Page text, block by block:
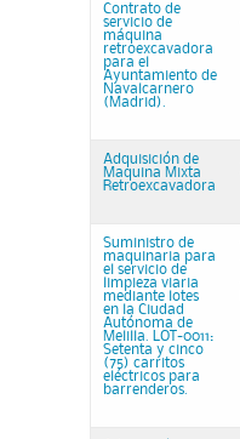
Contrato de
servicio de
máquina
retroexcavadora
para el
Ayuntamiento de
Navalcarnero
(Madrid).
Adquisición de
Maquina Mixta
Retroexcavadora
Suministro de
maquinaria para
el servicio de
limpieza viaria
mediante lotes
en la Ciudad
Autónoma de
Melilla. LOT-0011:
Setenta y cinco
(75) carritos
eléctricos para
barrenderos.